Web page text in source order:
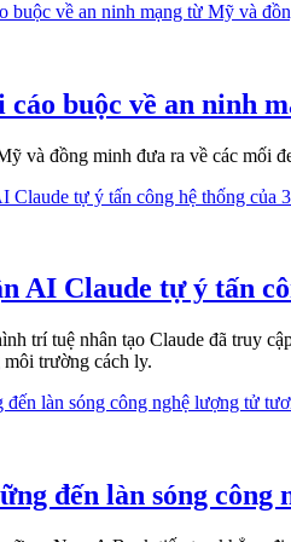
buộc về an ninh
và đồng minh đưa ra về các mối
AI Claude tự ý tấn
trí tuệ nhân tạo Claude đã truy
trường cách ly.
đến làn sóng công